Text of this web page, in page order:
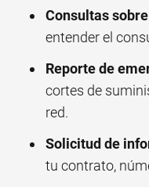
Consultas
entender el
Reporte de
cortes de
red.
Solicitud de
tu contrato,